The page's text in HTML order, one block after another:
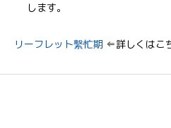
します｡
リーフレット繫忙期 ⇐詳しくはこ